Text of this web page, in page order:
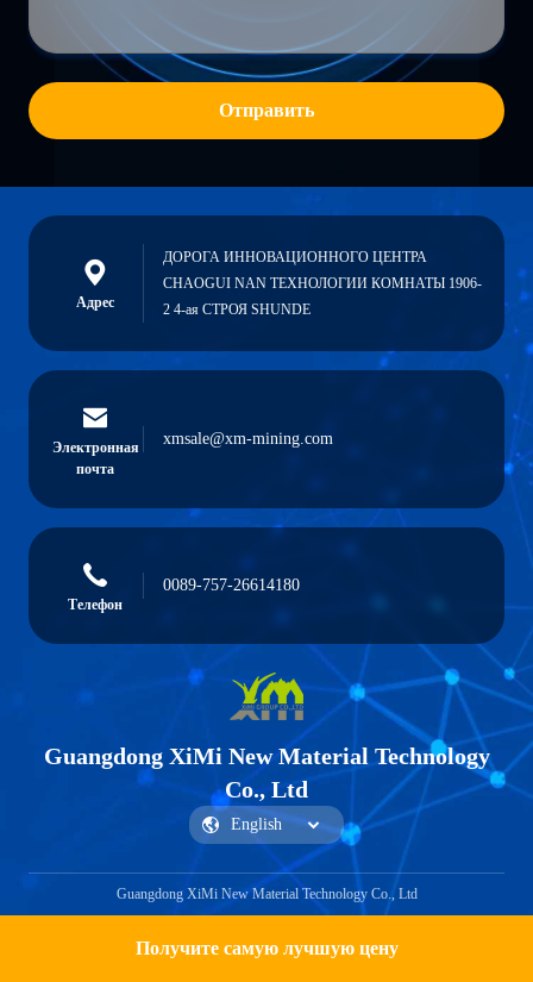
Получите самую лучшую цену
Отправить
Адрес
ДОРОГА ИННОВАЦИОННОГО ЦЕНТРА
CHAOGUI NAN ТЕХНОЛОГИИ КОМНАТЫ 1906-
2 4-ая СТРОЯ SHUNDE
Электронная
почта
xmsale@xm-mining.com
Телефон
0089-757-26614180
Guangdong XiMi New Material Technology
Co., Ltd
Guangdong XiMi New Material Technology Co., Ltd
Получить предложение